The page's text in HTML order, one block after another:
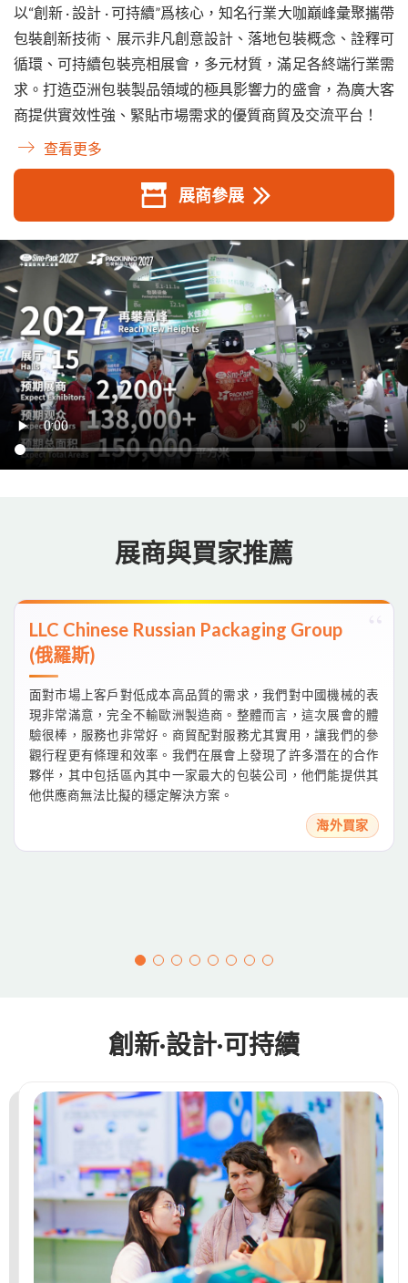
以“創新 · 設計 · 可持續”爲核心，知名行業大咖巔峰彙聚攜帶
包裝創新技術、展示非凡創意設計、落地包裝概念、詮釋可
循環、可持續包裝亮相展會，多元材質，滿足各終端行業需
求。打造亞洲包裝製品領域的極具影響力的盛會，為廣大客
商提供實效性強、緊貼市場需求的優質商貿及交流平台！
查看更多
展商參展
展商與買家推薦
LLC Chinese Russian Packaging Group
(俄羅斯)
面對市場上客戶對低成本高品質的需求，我們對中國機械的表
現非常滿意，完全不輸歐洲製造商。整體而言，這次展會的體
驗很棒，服務也非常好。商貿配對服務尤其實用，讓我們的參
觀行程更有條理和效率。我們在展會上發現了許多潛在的合作
夥伴，其中包括區內其中一家最大的包裝公司，他們能提供其
他供應商無法比擬的穩定解決方案。
海外買家
創新·設計·可持續